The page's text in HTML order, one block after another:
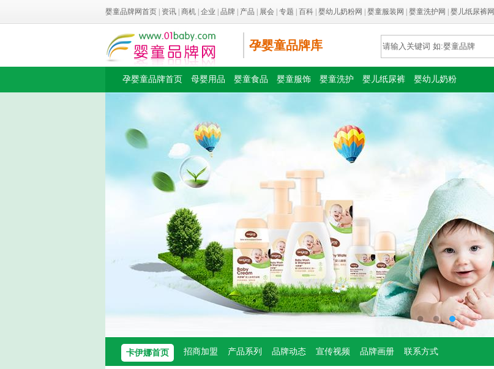
婴童品牌网首页 资讯 商机 企业 品牌 产品 展会 专题 百科 婴幼儿奶粉网 婴童服装网 婴童洗护网 婴儿纸尿裤网
孕婴童品牌库
孕婴童品牌首页 母婴用品 婴童食品 婴童服饰 婴童洗护 婴儿纸尿裤 婴幼儿奶粉
卡伊娜首页 招商加盟 产品系列 品牌动态 宣传视频 品牌画册 联系方式